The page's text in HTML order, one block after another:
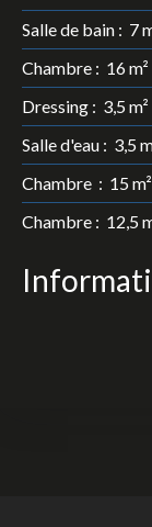
Salle de bain : 7
Chambre : 16 m²
Dressing : 3,5 m²
Salle d'eau : 3,5
Chambre : 15 m²
Chambre : 12,5